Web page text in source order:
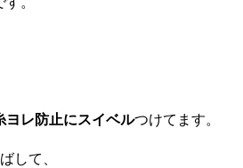
ヨレ防止にスイベルつけてます。
して、